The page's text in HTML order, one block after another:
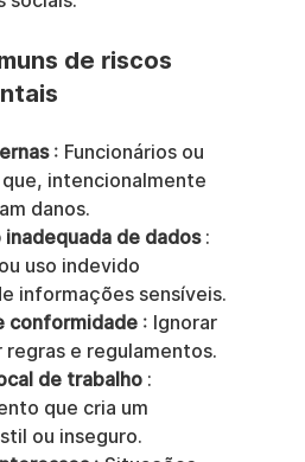
de riscos
: Funcionários ou
intencionalmente
danos.
inadequada de dados :
uso indevido
informações sensíveis.
conformidade : Ignorar
regras e regulamentos.
de trabalho :
que cria um
ou inseguro.